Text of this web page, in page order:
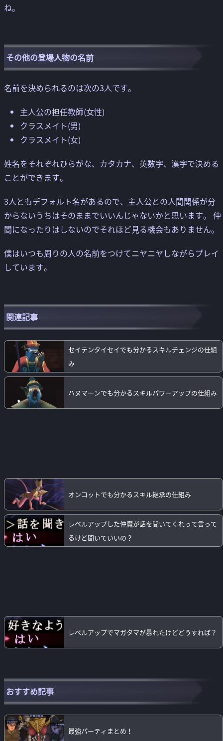
ね。
その他の登場人物の名前
名前を決められるのは次の3人です。
主人公の担任教師(女性)
クラスメイト(男)
クラスメイト(女)
姓名をそれぞれひらがな、カタカナ、英数字、漢字で決める
ことができます。
3人ともデフォルト名があるので、主人公との人間関係が分
からないうちはそのままでいいんじゃないかと思います。 仲
間になったりはしないのでそれほど見る機会もありません。
僕はいつも周りの人の名前をつけてニヤニヤしながらプレイ
しています。
関連記事
セイテンタイセイでも分かるスキルチェンジの仕組
み
ハヌマーンでも分かるスキルパワーアップの仕組み
オンコットでも分かるスキル継承の仕組み
レベルアップした仲魔が話を聞いてくれって言って
るけど聞いていいの？
レベルアップでマガタマが暴れたけどどうすれば？
おすすめ記事
最強パーティまとめ！